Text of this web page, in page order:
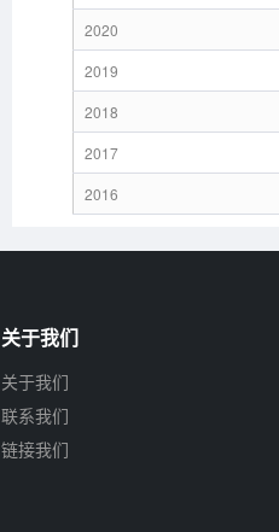
2020
2019
2018
2017
2016
关于我们
关于我们
联系我们
链接我们